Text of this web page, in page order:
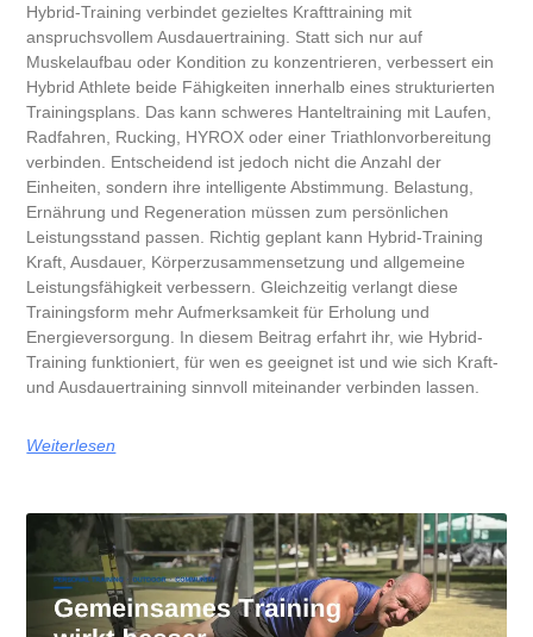
Hybrid-Training verbindet gezieltes Krafttraining mit
anspruchsvollem Ausdauertraining. Statt sich nur auf
Muskelaufbau oder Kondition zu konzentrieren, verbessert ein
Hybrid Athlete beide Fähigkeiten innerhalb eines strukturierten
Trainingsplans. Das kann schweres Hanteltraining mit Laufen,
Radfahren, Rucking, HYROX oder einer Triathlonvorbereitung
verbinden. Entscheidend ist jedoch nicht die Anzahl der
Einheiten, sondern ihre intelligente Abstimmung. Belastung,
Ernährung und Regeneration müssen zum persönlichen
Leistungsstand passen. Richtig geplant kann Hybrid-Training
Kraft, Ausdauer, Körperzusammensetzung und allgemeine
Leistungsfähigkeit verbessern. Gleichzeitig verlangt diese
Trainingsform mehr Aufmerksamkeit für Erholung und
Energieversorgung. In diesem Beitrag erfahrt ihr, wie Hybrid-
Training funktioniert, für wen es geeignet ist und wie sich Kraft-
und Ausdauertraining sinnvoll miteinander verbinden lassen.
Weiterlesen